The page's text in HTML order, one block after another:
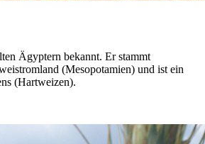
Ägyptern bekannt. Er stammt
(Mesopotamien) und ist ein
(Hartweizen).